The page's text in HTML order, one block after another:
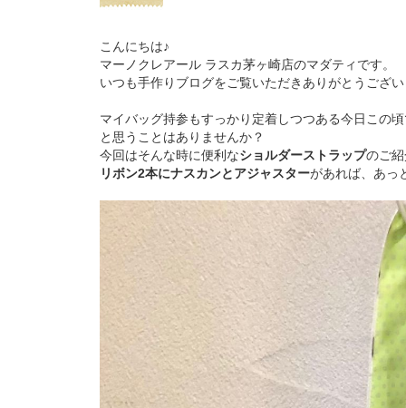
こんにちは♪
マーノクレアール ラスカ茅ヶ崎店のマダティです。
いつも手作りブログをご覧いただきありがとうござ
マイバッグ持参もすっかり定着しつつある今日この
と思うことはありませんか？
今回はそんな時に便利なショルダーストラップのご
リボン2本にナスカンとアジャスターがあれば、あっ